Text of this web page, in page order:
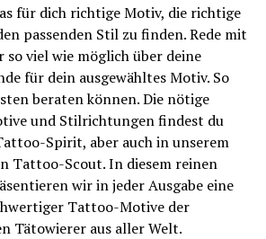
für dich richtige Motiv, die richtige
passenden Stil zu finden. Rede mit
so viel wie möglich über deine
für dein ausgewähltes Motiv. So
beraten können. Die nötige
und Stilrichtungen findest du
Spirit, aber auch in unserem
Tattoo-Scout. In diesem reinen
wir in jeder Ausgabe eine
Tattoo-Motive der
Tätowierer aus aller Welt.